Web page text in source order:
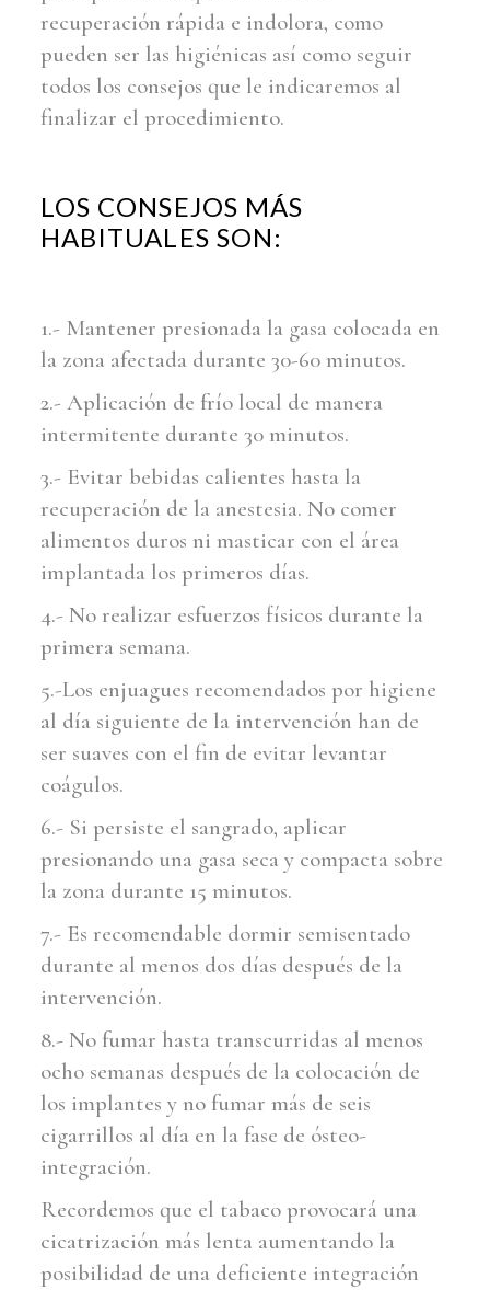
recuperación rápida e indolora, como
pueden ser las higiénicas así como seguir
todos los consejos que le indicaremos al
finalizar el procedimiento.
LOS CONSEJOS MÁS
HABITUALES SON:
1.- Mantener presionada la gasa colocada en
la zona afectada durante 30-60 minutos.
2.- Aplicación de frío local de manera
intermitente durante 30 minutos.
3.- Evitar bebidas calientes hasta la
recuperación de la anestesia. No comer
alimentos duros ni masticar con el área
implantada los primeros días.
4.- No realizar esfuerzos físicos durante la
primera semana.
5.-Los enjuagues recomendados por higiene
al día siguiente de la intervención han de
ser suaves con el fin de evitar levantar
coágulos.
6.- Si persiste el sangrado, aplicar
presionando una gasa seca y compacta sobre
la zona durante 15 minutos.
7.- Es recomendable dormir semisentado
durante al menos dos días después de la
intervención.
8.- No fumar hasta transcurridas al menos
ocho semanas después de la colocación de
los implantes y no fumar más de seis
cigarrillos al día en la fase de ósteo-
integración.
Recordemos que el tabaco provocará una
cicatrización más lenta aumentando la
posibilidad de una deficiente integración